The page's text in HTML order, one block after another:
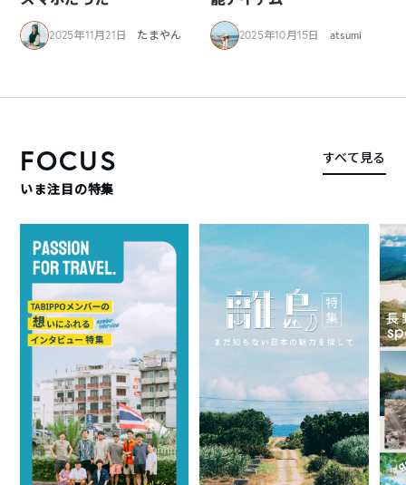
2025年11月21日 たまやん 2025年10月15日 atsumi
FOCUS
いま注目の特集
すべて見る